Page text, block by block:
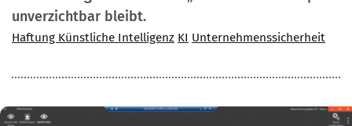
unverzichtbar bleibt.
Haftung Künstliche Intelligenz KI Unternehmenssicherheit